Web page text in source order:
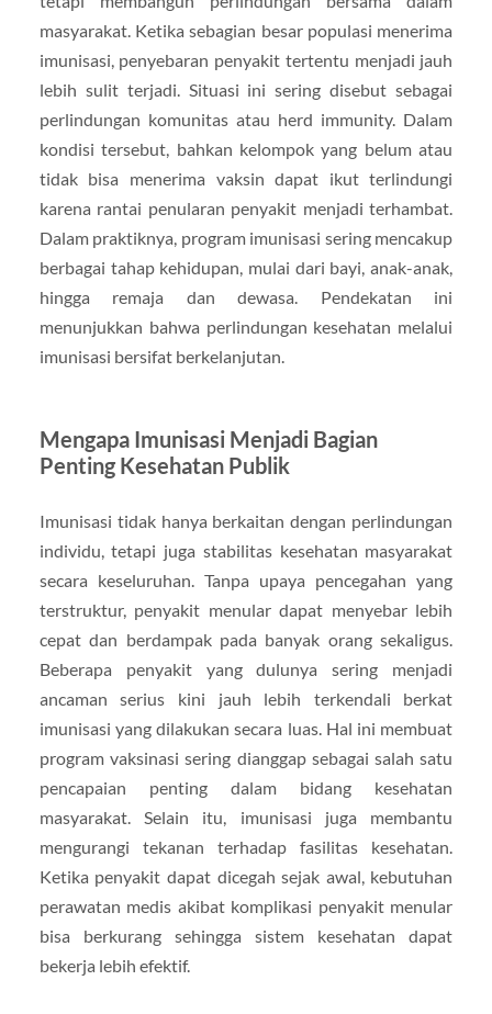
masyarakat. Ketika sebagian besar populasi menerima
imunisasi, penyebaran penyakit tertentu menjadi jauh
lebih sulit terjadi. Situasi ini sering disebut sebagai
perlindungan komunitas atau herd immunity. Dalam
kondisi tersebut, bahkan kelompok yang belum atau
tidak bisa menerima vaksin dapat ikut terlindungi
karena rantai penularan penyakit menjadi terhambat.
Dalam praktiknya, program imunisasi sering mencakup
berbagai tahap kehidupan, mulai dari bayi, anak-anak,
hingga remaja dan dewasa. Pendekatan ini
menunjukkan bahwa perlindungan kesehatan melalui
imunisasi bersifat berkelanjutan.
Mengapa Imunisasi Menjadi Bagian
Penting Kesehatan Publik
Imunisasi tidak hanya berkaitan dengan perlindungan
individu, tetapi juga stabilitas kesehatan masyarakat
secara keseluruhan. Tanpa upaya pencegahan yang
terstruktur, penyakit menular dapat menyebar lebih
cepat dan berdampak pada banyak orang sekaligus.
Beberapa penyakit yang dulunya sering menjadi
ancaman serius kini jauh lebih terkendali berkat
imunisasi yang dilakukan secara luas. Hal ini membuat
program vaksinasi sering dianggap sebagai salah satu
pencapaian penting dalam bidang kesehatan
masyarakat. Selain itu, imunisasi juga membantu
mengurangi tekanan terhadap fasilitas kesehatan.
Ketika penyakit dapat dicegah sejak awal, kebutuhan
perawatan medis akibat komplikasi penyakit menular
bisa berkurang sehingga sistem kesehatan dapat
bekerja lebih efektif.